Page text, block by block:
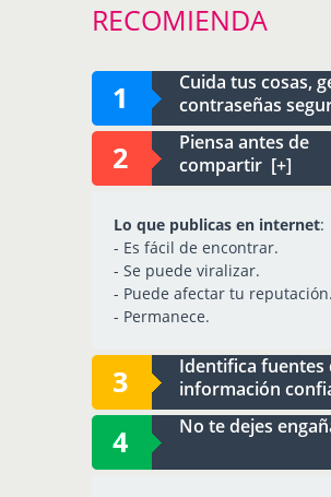
RECOMIENDA
Cuida tus cosas,
contraseñas
Piensa antes de
compartir [+]
Lo que publicas en internet:
- Es fácil de encontrar.
- Se puede viralizar.
- Puede afectar tu reputación.
- Permanece.
Identifica fuentes
información
No te dejes